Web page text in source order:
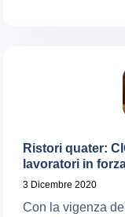
Ristori quater:
lavoratori in
3 Dicembre 2020
Con la vigenza